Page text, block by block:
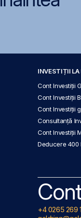
INVESTIȚII LA
Cont Investiții
Cont Investiții
Cont Investiții
Consultanță
Cont Investiții
Deducere 400
+4 0265 269